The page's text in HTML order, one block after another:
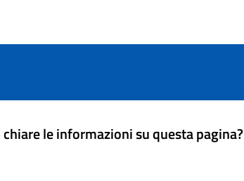
le informazioni su questa pagina?